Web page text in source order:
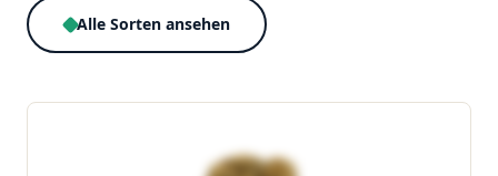
Alle Sorten ansehen